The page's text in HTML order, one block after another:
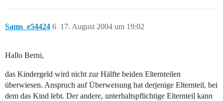
Sams_e54424 17. August 2004 um 19:02
6
Hallo Berni,
das Kindergeld wird nicht zur Hälfte beiden Elternteilen
überwiesen. Anspruch auf Überweisung hat derjenige Elternteil, bei
dem das Kind lebt. Der andere, unterhaltspflichtige Elternteil kann